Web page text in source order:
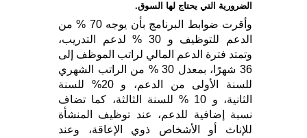
الضرورية التي يحتاج لها السوق.
وأقرت ضوابط البرنامج بأن يوجه 70 % من
الدعم للتوظيف و 30 % لدعم التدريب،
وتمتد فترة الدعم المالي لراتب الموظف إلى
36 شهرًا، بمعدل 30 % من الراتب الشهري
للسنة الأولى من الدعم، و 20% للسنة
الثانية، و 10 % للسنة الثالثة، كما تضاف
نسبة إضافية للدعم، عند توظيف المنشأة
للإناث أو الأشخاص ذوي الإعاقة، وعند